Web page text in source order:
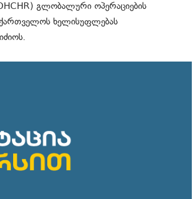
გლობალური ოპერაციების
ხელისუფლებას